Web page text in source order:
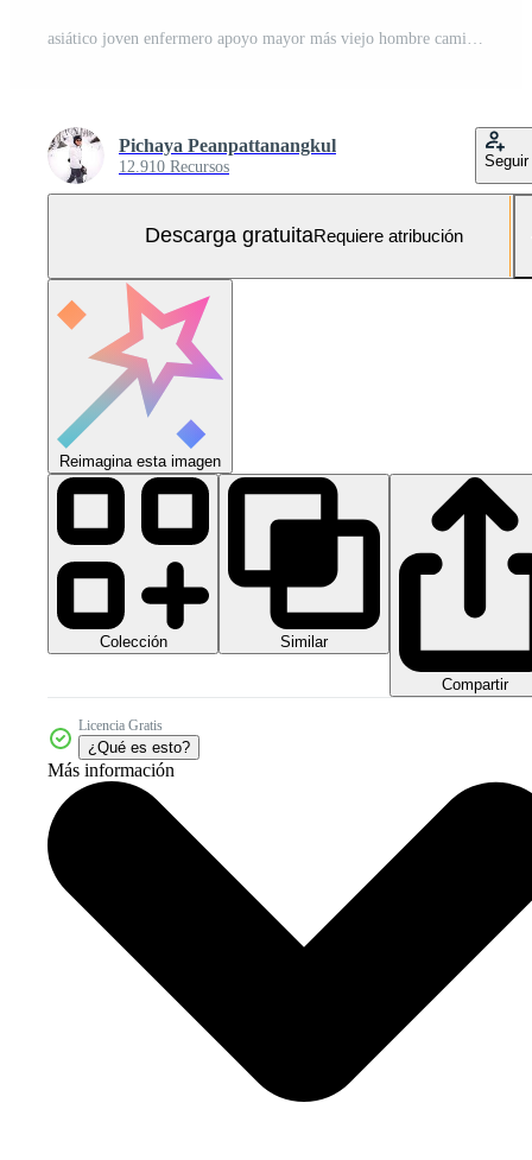
Pichaya Peanpattanangkul
12.910 Recursos Seguir
Descarga gratuitaRequiere atribución
Reimagina esta imagen
Colección Similar
Compartir
Licencia Gratis
¿Qué es esto?
Más información